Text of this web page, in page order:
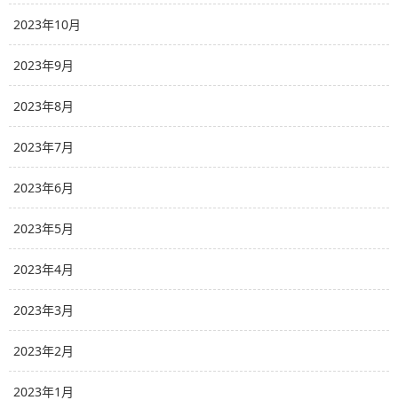
2023年10月
2023年9月
2023年8月
2023年7月
2023年6月
2023年5月
2023年4月
2023年3月
2023年2月
2023年1月